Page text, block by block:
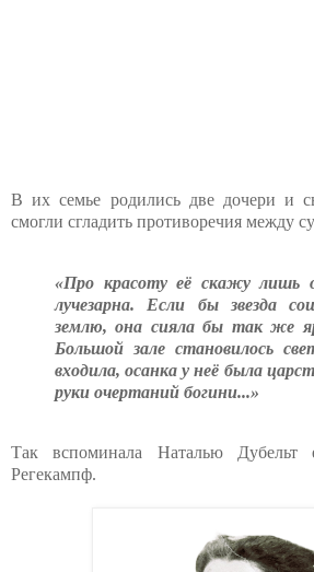
В их семье родились две дочери и
смогли сгладить противоречия между
«Про красоту её скажу лишь
лучезарна. Если бы звезда
землю, она сияла бы так же
Большой зале становилось
входила, осанка у неё была
руки очертаний богини...»
Так вспоминала Наталью Дубельт
Регекампф.